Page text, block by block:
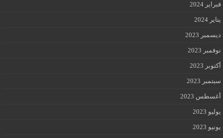
فبراير 2024
يناير 2024
ديسمبر 2023
نوفمبر 2023
أكتوبر 2023
سبتمبر 2023
أغسطس 2023
يوليو 2023
يونيو 2023